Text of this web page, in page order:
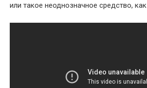
или такое неоднозначное средство, как